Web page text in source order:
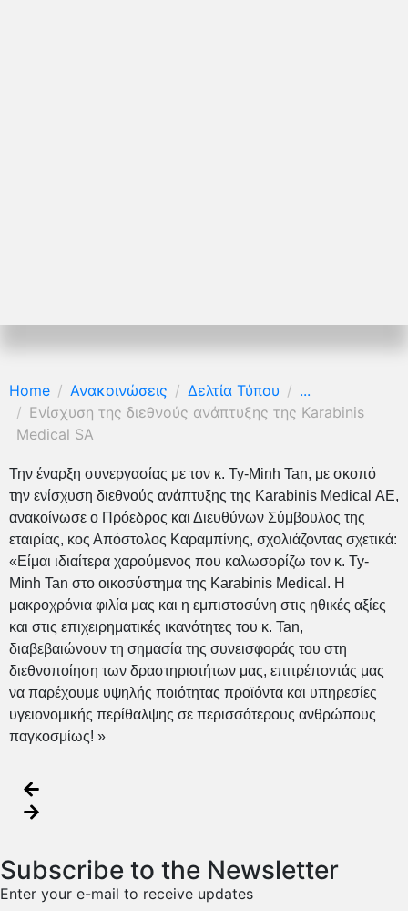
Home Ανακοινώσεις Δελτία Τύπου
...
Ενίσχυση της διεθνούς ανάπτυξης της Karabinis
Medical SA
Την έναρξη συνεργασίας με τον κ. Ty-Minh Tan, με σκοπό
την ενίσχυση διεθνούς ανάπτυξης της Karabinis Medical ΑΕ,
ανακοίνωσε ο Πρόεδρος και Διευθύνων Σύμβουλος της
εταιρίας, κος Απόστολος Καραμπίνης, σχολιάζοντας σχετικά:
«Είμαι ιδιαίτερα χαρούμενος που καλωσορίζω τον κ. Ty-
Minh Tan στο οικοσύστημα της Karabinis Medical. Η
μακροχρόνια φιλία μας και η εμπιστοσύνη στις ηθικές αξίες
και στις επιχειρηματικές ικανότητες του κ. Tan,
διαβεβαιώνουν τη σημασία της συνεισφοράς του στη
διεθνοποίηση των δραστηριοτήτων μας, επιτρέποντάς μας
να παρέχουμε υψηλής ποιότητας προϊόντα και υπηρεσίες
υγειονομικής περίθαλψης σε περισσότερους ανθρώπους
παγκοσμίως! »
Subscribe to the Newsletter
Enter your e-mail to receive updates